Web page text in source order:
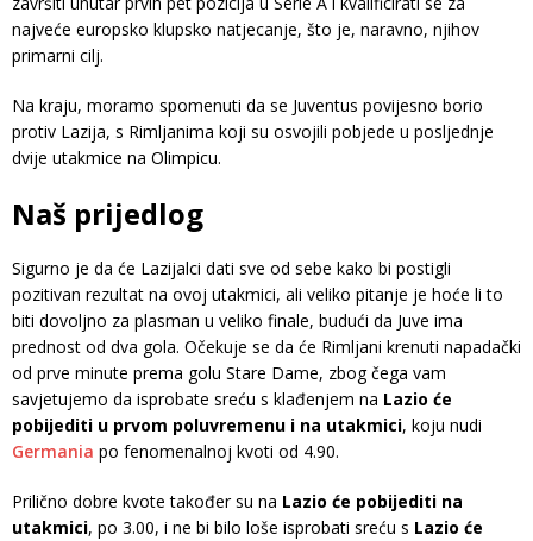
najveće europsko klupsko natjecanje, što je, naravno, njihov
primarni cilj.
Na kraju, moramo spomenuti da se Juventus povijesno borio
protiv Lazija, s Rimljanima koji su osvojili pobjede u posljednje
dvije utakmice na Olimpicu.
Naš prijedlog
Sigurno je da će Lazijalci dati sve od sebe kako bi postigli
pozitivan rezultat na ovoj utakmici, ali veliko pitanje je hoće li to
biti dovoljno za plasman u veliko finale, budući da Juve ima
prednost od dva gola. Očekuje se da će Rimljani krenuti napadački
od prve minute prema golu Stare Dame, zbog čega vam
savjetujemo da isprobate sreću s klađenjem na Lazio će
pobijediti u prvom poluvremenu i na utakmici, koju nudi
Germania po fenomenalnoj kvoti od 4.90.
Prilično dobre kvote također su na Lazio će pobijediti na
utakmici, po 3.00, i ne bi bilo loše isprobati sreću s Lazio će